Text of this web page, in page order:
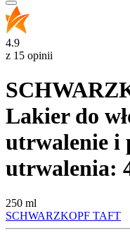
4.9
z 15 opinii
Lakier do
utrwalenie i
utrwalenia:
250 ml
SCHWARZKOPF TAFT